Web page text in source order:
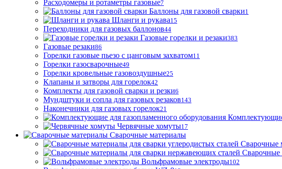
Расходомеры и ротаметры газовые7
Баллоны для газовой сварки1
Шланги и рукава15
Переходники для газовых баллонов44
Газовые горелки и резаки383
Газовые резаки86
Горелки газовые пьезо с цанговым захватом11
Горелки газосварочные49
Горелки кровельные газовоздушные25
Клапаны и затворы для горелок42
Комплекты для газовой сварки и резки6
Мундштуки и сопла для газовых резаков143
Наконечники для газовых горелок21
Червячные хомуты17
Сварочные материалы
Сварочные
Сварочные
Вольфрамовые электроды102